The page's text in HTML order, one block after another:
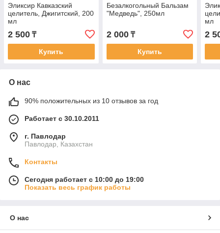
Эликсир Кавказский
целитель, Джигитский, 200
мл
2 500 ₸
Купить
Безалкогольный Бальзам
"Медведь", 250мл
2 000₸
Купить
мл
2
О нас
90% положительных из 10 отзывов за год
Работает с 30.10.2011
г. Павлодар
Павлодар, Казахстан
Контакты
Сегодня работает с 10:00 до 19:00
Показать весь график работы
О нас